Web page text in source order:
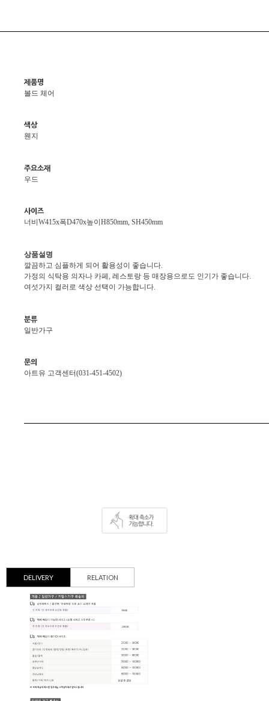
제품명
볼드 체어
색상
웬지
주요소재
우드
사이즈
너비W415x폭D470x높이H850mm, SH450mm
상품설명
깔끔하고 심플하게 되어 활용성이 좋습니다.
가정의 식탁용 의자나 카페, 레스토랑 등 매장용으로도 인기가 좋습니다.
여섯가지 컬러로 색상 선택이 가능합니다.
분류
일반가구
문의
아트유 고객센터(031-451-4502)
DELIVERY RELATION